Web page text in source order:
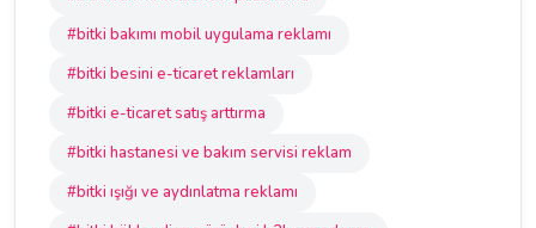
#bitki bakımı mobil uygulama reklamı
#bitki besini e-ticaret reklamları
#bitki e-ticaret satış arttırma
#bitki hastanesi ve bakım servisi reklam
#bitki ışığı ve aydınlatma reklamı